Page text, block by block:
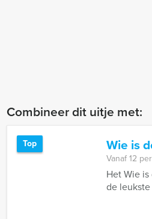
Combineer dit uitje met:
Wie is
Top
Vanaf 12
Het Wie
de